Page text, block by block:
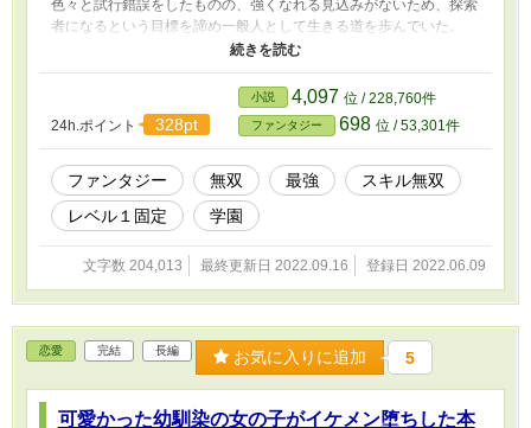
色々と試行錯誤をしたものの、強くなれる見込みがないため、探索
者になるという目標を諦め一般人として生きる道を歩んでいた。
しかしある日、５つしか獲得できないはずのスキルをいくらでも獲
得できることに気づく。 ここで如月飛鳥は考えた。いくらスキル
の一つ一つが大したことが無くても、100個、200個と大量に集め
たのならレベルを上げるのと同様に強くなれるのではないかと。
一つの光明を見出した主人公は、最強への道を一直線に突き進む。
土曜日以外は毎日投稿してます。
24h.ポイント 328pt
小説 4,097 位 / 228,760件
ファンタジー 698 位 / 53,301件
ファンタジー 無双 最強
スキル無双
レベル１固定
学園
文字数 204,013 最終更新日 2022.09.16 登録日 2022.06.09
恋愛 完結 長編 お気に入りに追加 5
可愛かった幼馴染の女の子がイケメン堕ちした本